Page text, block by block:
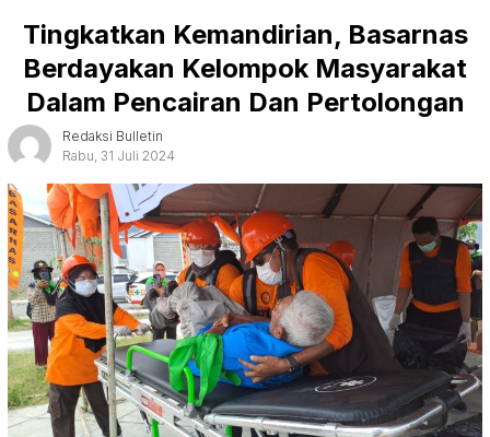
Tingkatkan Kemandirian, Basarnas
Berdayakan Kelompok Masyarakat
Dalam Pencairan Dan Pertolongan
Redaksi Bulletin
Rabu, 31 Juli 2024